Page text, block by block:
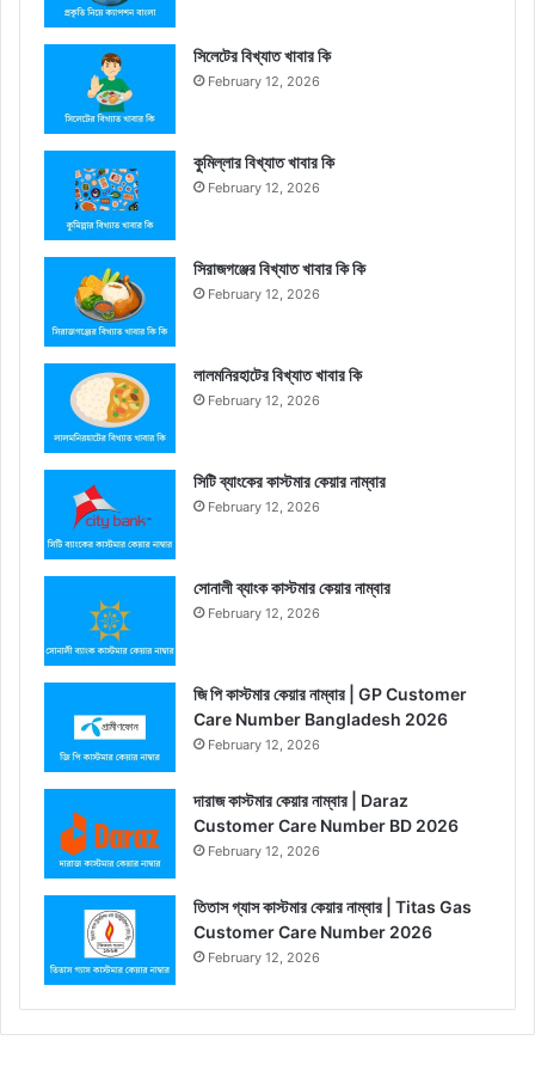
সিলেটের বিখ্যাত খাবার কি
February 12, 2026
কুমিল্লার বিখ্যাত খাবার কি
February 12, 2026
সিরাজগঞ্জের বিখ্যাত খাবার কি কি
February 12, 2026
লালমনিরহাটের বিখ্যাত খাবার কি
February 12, 2026
সিটি ব্যাংকের কাস্টমার কেয়ার নাম্বার
February 12, 2026
সোনালী ব্যাংক কাস্টমার কেয়ার নাম্বার
February 12, 2026
জি পি কাস্টমার কেয়ার নাম্বার | GP Customer
Care Number Bangladesh 2026
February 12, 2026
দারাজ কাস্টমার কেয়ার নাম্বার | Daraz
Customer Care Number BD 2026
February 12, 2026
তিতাস গ্যাস কাস্টমার কেয়ার নাম্বার | Titas Gas
Customer Care Number 2026
February 12, 2026